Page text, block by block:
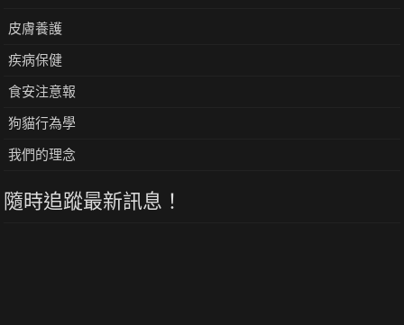
皮膚養護
疾病保健
食安注意報
狗貓行為學
我們的理念
隨時追蹤最新訊息！